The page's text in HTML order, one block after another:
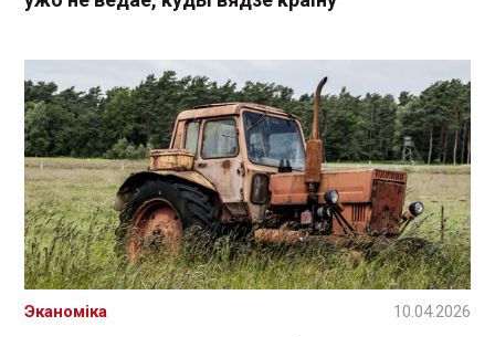
Эканоміка 10.04.2026